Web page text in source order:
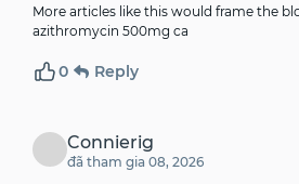
More articles like this would frame the
azithromycin 500mg ca
0 Reply
Connierig
đã tham gia 08, 2026